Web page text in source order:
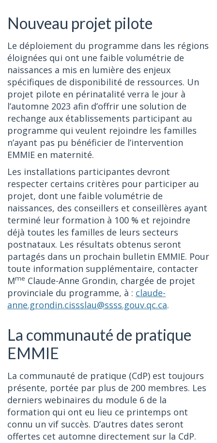
Nouveau projet pilote
Le déploiement du programme dans les régions
éloignées qui ont une faible volumétrie de
naissances a mis en lumière des enjeux
spécifiques de disponibilité de ressources. Un
projet pilote en périnatalité verra le jour à
l’automne 2023 afin d’offrir une solution de
rechange aux établissements participant au
programme qui veulent rejoindre les familles
n’ayant pas pu bénéficier de l’intervention
EMMIE en maternité.
Les installations participantes devront
respecter certains critères pour participer au
projet, dont une faible volumétrie de
naissances, des conseillers et conseillères ayant
terminé leur formation à 100 % et rejoindre
déjà toutes les familles de leurs secteurs
postnataux. Les résultats obtenus seront
partagés dans un prochain bulletin EMMIE. Pour
toute information supplémentaire, contacter
Mme Claude-Anne Grondin, chargée de projet
provinciale du programme, à : claude-
anne.grondin.cissslau@ssss.gouv.qc.ca.
La communauté de pratique
EMMIE
La communauté de pratique (CdP) est toujours
présente, portée par plus de 200 membres. Les
derniers webinaires du module 6 de la
formation qui ont eu lieu ce printemps ont
connu un vif succès. D’autres dates seront
offertes cet automne directement sur la CdP.